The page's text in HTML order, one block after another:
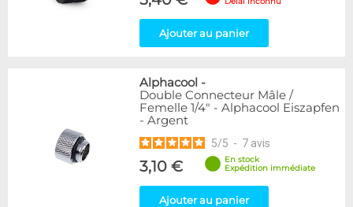
Ajouter au panier
Alphacool -
Double Connecteur Mâle /
Femelle 1/4" - Alphacool Eiszapfen
- Argent
5/5 - 7 avis
3,10 €
En stock
Expédition immédiate
Ajouter au panier